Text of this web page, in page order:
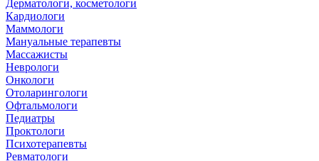
Дерматологи, косметологи
Кардиологи
Маммологи
Мануальные терапевты
Массажисты
Неврологи
Онкологи
Отоларингологи
Офтальмологи
Педиатры
Проктологи
Психотерапевты
Ревматологи